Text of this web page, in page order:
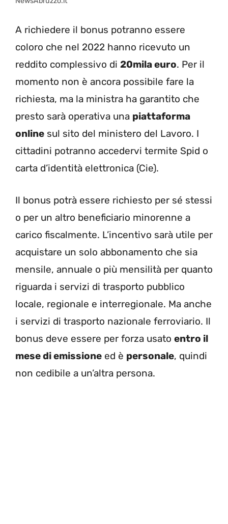
A richiedere il bonus potranno essere
coloro che nel 2022 hanno ricevuto un
reddito complessivo di 20mila euro. Per il
momento non è ancora possibile fare la
richiesta, ma la ministra ha garantito che
presto sarà operativa una piattaforma
online sul sito del ministero del Lavoro. I
cittadini potranno accedervi termite Spid o
carta d’identità elettronica (Cie).
Il bonus potrà essere richiesto per sé stessi
o per un altro beneficiario minorenne a
carico fiscalmente. L’incentivo sarà utile per
acquistare un solo abbonamento che sia
mensile, annuale o più mensilità per quanto
riguarda i servizi di trasporto pubblico
locale, regionale e interregionale. Ma anche
i servizi di trasporto nazionale ferroviario. Il
bonus deve essere per forza usato entro il
mese di emissione ed è personale, quindi
non cedibile a un’altra persona.